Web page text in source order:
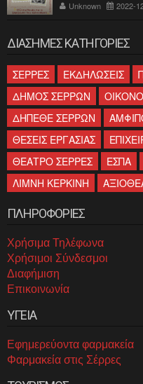
ελληνισμού»
Unknown 2022-
ΔΙΑΣΗΜΕΣ ΚΑΤΗΓΟΡΙΕΣ
ΣΕΡΡΕΣ ΕΚΔΗΛΩΣΕΙΣ
ΔΗΜΟΣ ΣΕΡΡΩΝ
ΔΗΠΕΘΕ ΣΕΡΡΩΝ
ΘΕΣΕΙΣ ΕΡΓΑΣΙΑΣ
ΘΕΑΤΡΟ ΣΕΡΡΕΣ
ΕΣΠΑ
ΛΙΜΝΗ ΚΕΡΚΙΝΗ
ΠΛΗΡΟΦΟΡΙΕΣ
Χρήσιμα Τηλέφωνα
Χρήσιμοι Σύνδεσμοι
Διαφήμιση
Επικοινωνία
ΥΓΕΙΑ
Εφημερεύοντα φαρμακεία
Φαρμακεία στις Σέρρες